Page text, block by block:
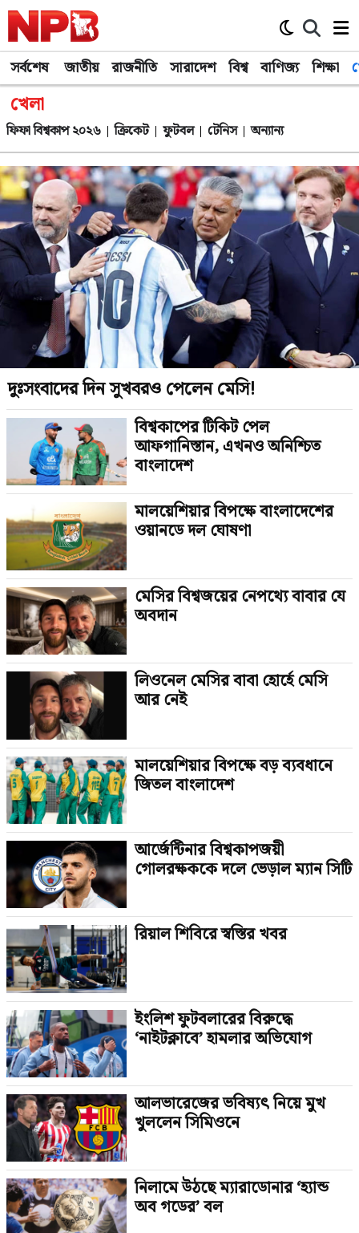
সর্বশেষ জাতীয় রাজনীতি সারাদেশ বিশ্ব বাণিজ্য শিক্ষা
খেলা
ফিফা বিশ্বকাপ ২০২৬ ক্রিকেট ফুটবল টেনিস অন্যান্য
দুঃসংবাদের দিন সুখবরও পেলেন মেসি!
বিশ্বকাপের টিকিট পেল
আফগানিস্তান, এখনও অনিশ্চিত
বাংলাদেশ
মালয়েশিয়ার বিপক্ষে বাংলাদেশের
ওয়ানডে দল ঘোষণা
মেসির বিশ্বজয়ের নেপথ্যে বাবার যে
অবদান
লিওনেল মেসির বাবা হোর্হে মেসি
আর নেই
মালয়েশিয়ার বিপক্ষে বড় ব্যবধানে
জিতল বাংলাদেশ
আর্জেন্টিনার বিশ্বকাপজয়ী
গোলরক্ষককে দলে ভেড়াল ম্যান সিটি
রিয়াল শিবিরে স্বস্তির খবর
ইংলিশ ফুটবলারের বিরুদ্ধে
‘নাইটক্লাবে’ হামলার অভিযোগ
আলভারেজের ভবিষ্যৎ নিয়ে মুখ
খুললেন সিমিওনে
নিলামে উঠছে ম্যারাডোনার ‘হ্যান্ড
অব গডের’ বল